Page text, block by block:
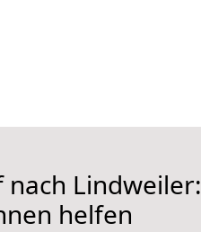
nach Lindweiler:
helfen